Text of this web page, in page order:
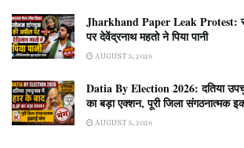
Jharkhand Paper Leak Protest:
पर देवेंद्रनाथ महतो ने पिया पानी
AUGUST 5, 2026
Datia By Election 2026: दतिया
का बड़ा एक्शन, पूरी जिला संगठनात्मक
AUGUST 5, 2026